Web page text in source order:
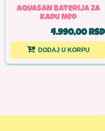
AQUASAN Baterija za
kadu Neo
4.990,00 RSD
DODAJ U KORPU